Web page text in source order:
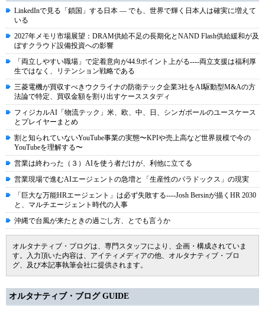
LinkedInで見る「鎖国」する日本 ― でも、世界で輝く日本人は確実に増えて
いる
2027年メモリ市場展望：DRAM供給不足の長期化とNAND Flash供給緩和が及
ぼすクラウド設備投資への影響
「両立しやすい職場」で定着意向が44.9ポイント上がる----両立支援は福利厚
生ではなく、リテンション戦略である
三菱電機が買収すべきウクライナの防衛テック企業3社をAI駆動型M&Aの方
法論で特定、買収金額を割り出すケーススタディ
フィジカルAI「物流テック」米、欧、中、日、シンガポールのユースケース
とプレイヤーまとめ
割と知られていないYouTube事業の実態〜KPIや売上高など世界規模で今の
YouTubeを理解する〜
営業は終わった（３）AIを使う者だけが、利他に立てる
営業現場で進むAIエージェントの急増と「生産性のパラドックス」の現実
「巨大な万能HRエージェント」は必ず失敗する----Josh Bersinが描くHR 2030
と、マルチエージェント時代の人事
沖縄で台風が来たときの過ごし方、とでも言うか
オルタナティブ・ブログは、専門スタッフにより、企画・構成されていま
す。入力頂いた内容は、アイティメディアの他、オルタナティブ・ブロ
グ、及び本記事執筆会社に提供されます。
オルタナティブ・ブログ GUIDE